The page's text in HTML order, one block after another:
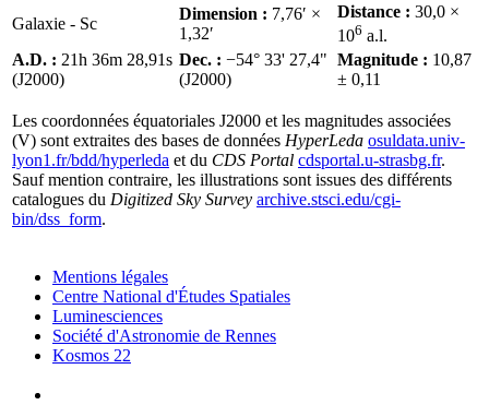
Galaxie - Sc
Dimension : 7,76′ ×
1,32′
Distance : 30,0 ×
106 a.l.
A.D. : 21h 36m 28,91s
(J2000)
Dec. : −54° 33' 27,4"
(J2000)
Magnitude : 10,87
± 0,11
Les coordonnées équatoriales J2000 et les magnitudes associées
(V) sont extraites des bases de données HyperLeda osuldata.univ-
lyon1.fr/bdd/hyperleda et du CDS Portal cdsportal.u-strasbg.fr.
Sauf mention contraire, les illustrations sont issues des différents
catalogues du Digitized Sky Survey archive.stsci.edu/cgi-
bin/dss_form.
Mentions légales
Centre National d'Études Spatiales
Luminesciences
Société d'Astronomie de Rennes
Kosmos 22